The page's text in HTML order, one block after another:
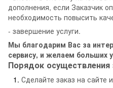
дополнения, если Заказчик
необходимость повысить
- завершение услуги.
Мы благодарим Вас за
сервису, и желаем больших
Порядок осуществления
Сделайте заказ на сайте